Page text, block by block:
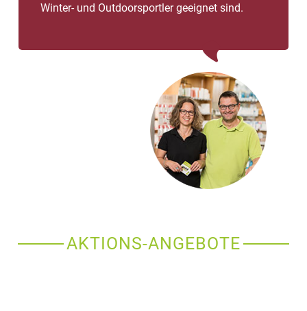
Winter- und Outdoorsportler geeignet sind.
AKTIONS-ANGEBOTE